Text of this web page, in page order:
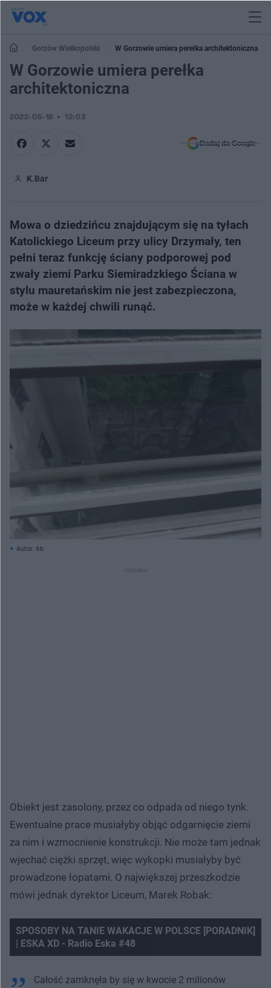
Gorzów Wielkopolski W Gorzowie umiera perełka architektoniczna
W Gorzowie umiera perełka
architektoniczna
2022-05-18 12:03
Dodaj do Google
K.Bar
Mowa o dziedzińcu znajdującym się na tyłach
Katolickiego Liceum przy ulicy Drzymały, ten
pełni teraz funkcję ściany podporowej pod
zwały ziemi Parku Siemiradzkiego Ściana w
stylu mauretańskim nie jest zabezpieczona,
może w każdej chwili runąć.
Autor: kb
Obiekt jest zasolony, przez co odpada od niego tynk.
Ewentualne prace musiałyby objąć odgarnięcie ziemi
za nim i wzmocnienie konstrukcji. Nie może tam jednak
wjechać ciężki sprzęt, więc wykopki musiałyby być
prowadzone łopatami. O największej przeszkodzie
mówi jednak dyrektor Liceum, Marek Robak:
SPOSOBY NA TANIE WAKACJE W POLSCE [PORADNIK]
| ESKA XD - Radio Eska #48
Spróbuj ponownie
Całość zamknęła by się w kwocie 2 milionów